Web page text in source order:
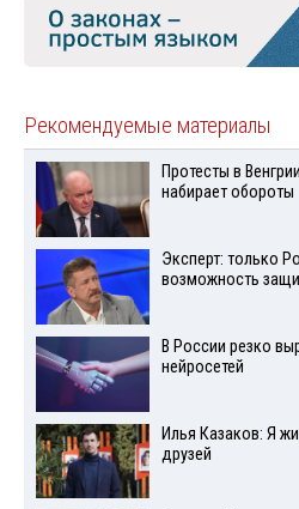
Рекомендуемые материалы
Протесты в
набирает обороты
Эксперт: только
возможность
В России резко
нейросетей
Илья Казаков: Я
друзей